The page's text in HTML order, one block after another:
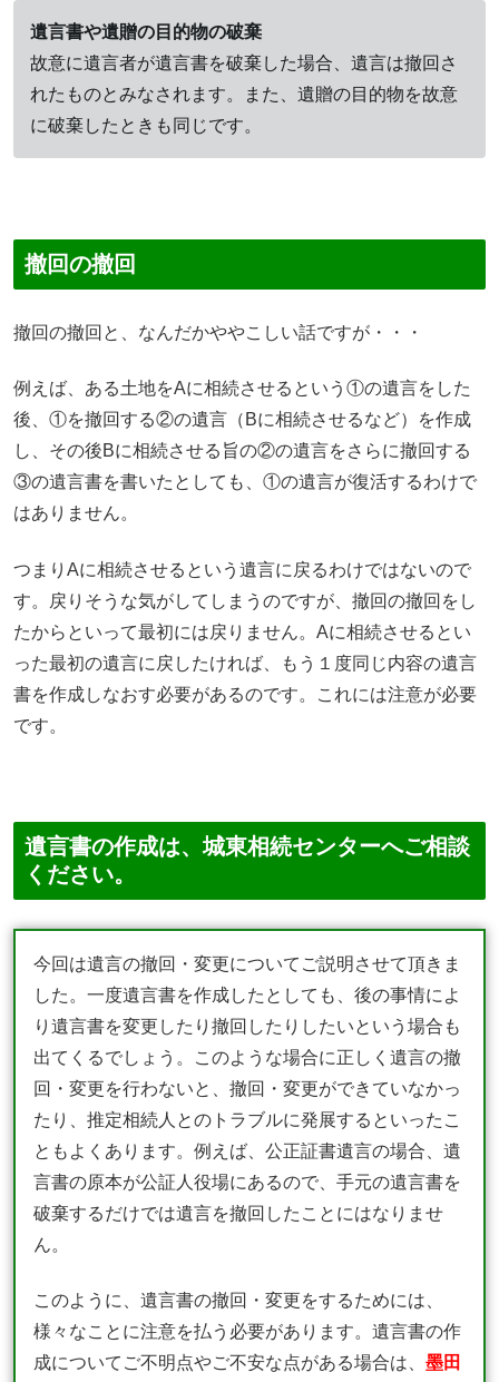
遺言書や遺贈の目的物の破棄
故意に遺言者が遺言書を破棄した場合、遺言は撤回さ
れたものとみなされます。また、遺贈の目的物を故意
に破棄したときも同じです。
撤回の撤回
撤回の撤回と、なんだかややこしい話ですが・・・
例えば、ある土地をAに相続させるという①の遺言をした
後、①を撤回する②の遺言（Bに相続させるなど）を作成
し、その後Bに相続させる旨の②の遺言をさらに撤回する
③の遺言書を書いたとしても、①の遺言が復活するわけで
はありません。
つまりAに相続させるという遺言に戻るわけではないので
す。戻りそうな気がしてしまうのですが、撤回の撤回をし
たからといって最初には戻りません。Aに相続させるとい
った最初の遺言に戻したければ、もう１度同じ内容の遺言
書を作成しなおす必要があるのです。これには注意が必要
です。
遺言書の作成は、城東相続センターへご相談
ください。
今回は遺言の撤回・変更についてご説明させて頂きま
した。一度遺言書を作成したとしても、後の事情によ
り遺言書を変更したり撤回したりしたいという場合も
出てくるでしょう。このような場合に正しく遺言の撤
回・変更を行わないと、撤回・変更ができていなかっ
たり、推定相続人とのトラブルに発展するといったこ
ともよくあります。例えば、公正証書遺言の場合、遺
言書の原本が公証人役場にあるので、手元の遺言書を
破棄するだけでは遺言を撤回したことにはなりませ
ん。
このように、遺言書の撤回・変更をするためには、
様々なことに注意を払う必要があります。遺言書の作
成についてご不明点やご不安な点がある場合は、墨田